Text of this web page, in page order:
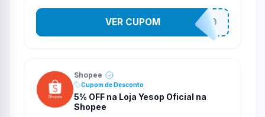
OFERTAS10
VER CUPOM
Shopee
Cupom de Desconto
5% OFF na Loja Yesop Oficial na
Shopee